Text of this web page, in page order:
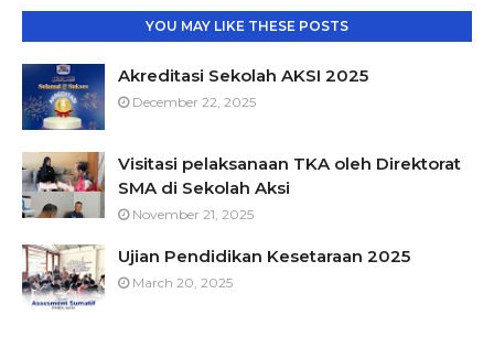
YOU MAY LIKE THESE POSTS
Akreditasi Sekolah AKSI 2025
December 22, 2025
Visitasi pelaksanaan TKA oleh Direktorat
SMA di Sekolah Aksi
November 21, 2025
Ujian Pendidikan Kesetaraan 2025
March 20, 2025